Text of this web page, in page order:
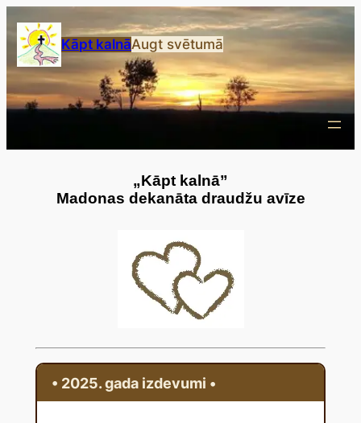
do
treści
Kāpt kalnāAugt svētumā
„Kāpt kalnā”
Madonas dekanāta draudžu avīze
• 2025. gada izdevumi •